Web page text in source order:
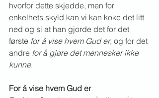
hvorfor dette skjedde, men for
enkelhets skyld kan vi kan koke det litt
ned og si at han gjorde det for det
første for å vise hvem Gud er, og for det
andre for å gjøre det mennesker ikke
kunne.
For å vise hvem Gud er